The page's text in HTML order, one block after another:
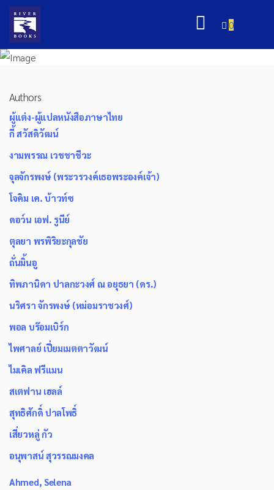
0
Authors
ผู้แต่ง-ผู้แปลหนังสือภาษาไทย
กี้ สวัสดิวัฒน์
งามพรรณ เวชชาชีวะ
จุลจักรพงษ์ (พระวรวงค์เธอพระองค์เจ้า)
โจคิม เค. บ้าวท์ซ
ดอว์น เอฟ. รูนีย์
ตุลยา พรพิริยะกุลชัย
ถั่นมิ้นอู
ทิพภานิดา ปาลกะวงศ์ ณ อยุธยา (ดร.)
นริศรา จักรพงษ์ (หม่อมราชวงศ์)
พอล บร๊อมเบิร์ก
ไพศาลย์ เปี่ยมเมตตาวัฒน์
ไมเคิล ฟรีแมน
สเตฟาน เฮลล์
สุทธิศักดิ์ ปาลโพธิ์
เสี่ยวหลู่ กัว
อนุพาสน์ สุวรรณมงคล
Ahmed, Selena